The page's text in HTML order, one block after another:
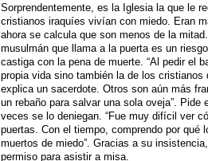
Sorprendentemente, es la Iglesia la que le
cristianos iraquíes vivían con miedo. Eran
ahora se calcula que son menos de la
musulmán que llama a la puerta es un
castiga con la pena de muerte. “Al pedir el
propia vida sino también la de los cristianos
explica un sacerdote. Otros son aún más
un rebaño para salvar una sola oveja”.
veces se lo deniegan. “Fue muy difícil ver
puertas. Con el tiempo, comprendo por qué
muertos de miedo”. Gracias a su
permiso para asistir a misa.